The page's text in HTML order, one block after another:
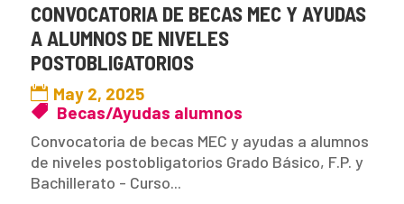
CONVOCATORIA DE BECAS MEC Y AYUDAS
A ALUMNOS DE NIVELES
POSTOBLIGATORIOS
May 2, 2025
Becas/Ayudas alumnos
Convocatoria de becas MEC y ayudas a alumnos
de niveles postobligatorios Grado Básico, F.P. y
Bachillerato - Curso...